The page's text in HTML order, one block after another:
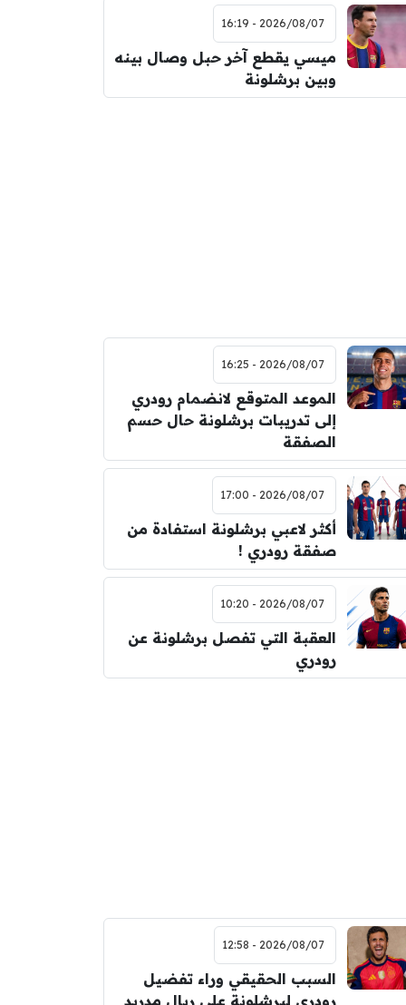
2026/08/07 - 16:19
ميسي يقطع آخر حبل وصال بينه
وبين برشلونة
2026/08/07 - 16:25
الموعد المتوقع لانضمام رودري
إلى تدريبات برشلونة حال حسم
الصفقة
2026/08/07 - 17:00
أكثر لاعبي برشلونة استفادة من
صفقة رودري !
2026/08/07 - 10:20
العقبة التي تفصل برشلونة عن
رودري
2026/08/07 - 12:58
السبب الحقيقي وراء تفضيل
رودري لبرشلونة على ريال مدريد